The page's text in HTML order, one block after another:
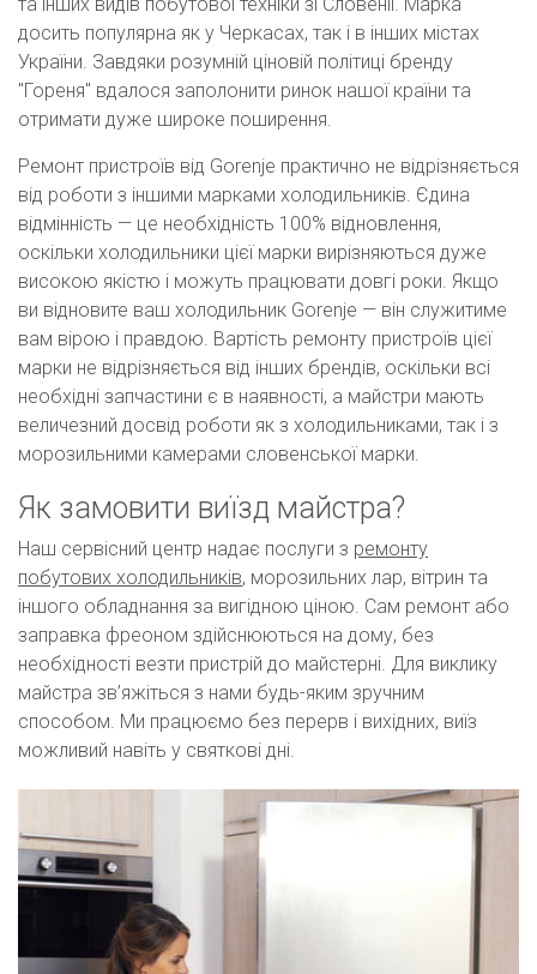
досить популярна як у Черкасах, так і в інших містах
України. Завдяки розумній ціновій політиці бренду
"Гореня" вдалося заполонити ринок нашої країни та
отримати дуже широке поширення.
Ремонт пристроїв від Gorenje практично не відрізняється
від роботи з іншими марками холодильників. Єдина
відмінність — це необхідність 100% відновлення,
оскільки холодильники цієї марки вирізняються дуже
високою якістю і можуть працювати довгі роки. Якщо
ви відновите ваш холодильник Gorenje — він служитиме
вам вірою і правдою. Вартість ремонту пристроїв цієї
марки не відрізняється від інших брендів, оскільки всі
необхідні запчастини є в наявності, а майстри мають
величезний досвід роботи як з холодильниками, так і з
морозильними камерами словенської марки.
Як замовити виїзд майстра?
Наш сервісний центр надає послуги з ремонту
побутових холодильників, морозильних лар, вітрин та
іншого обладнання за вигідною ціною. Сам ремонт або
заправка фреоном здійснюються на дому, без
необхідності везти пристрій до майстерні. Для виклику
майстра зв’яжіться з нами будь-яким зручним
способом. Ми працюємо без перерв і вихідних, виїз
можливий навіть у святкові дні.